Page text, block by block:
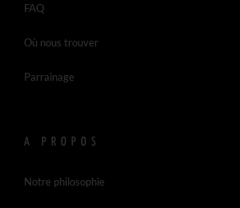
FAQ
Où nous trouver
Parrainage
A PROPOS
Notre philosophie